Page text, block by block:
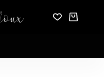
Panier